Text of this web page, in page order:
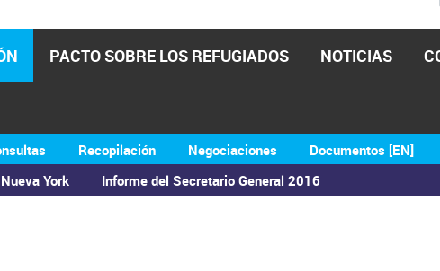
York Informe del Secretario General 2016
Recopilación Negociaciones Documentos [EN]
PACTO SOBRE LOS REFUGIADOS NOTICIAS